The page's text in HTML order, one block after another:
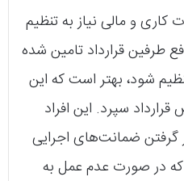
کاری و مالی نیاز به تنظیم
طرفین قرارداد تامین شده
شود، بهتر است که این
سپرد. این افراد
گرفتن ضمانت‌های اجرایی
که در صورت عدم عمل به